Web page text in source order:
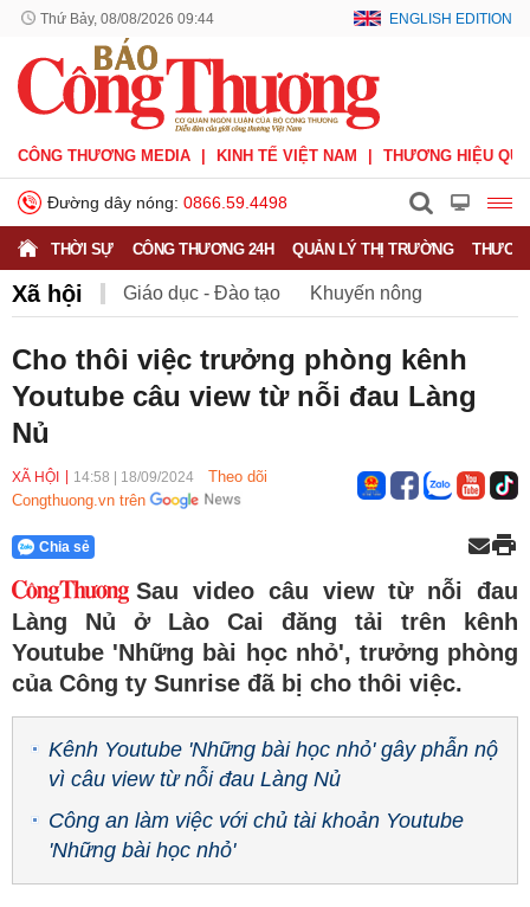
Thứ Bảy, 08/08/2026 09:44 ENGLISH EDITION
CÔNG THƯƠNG MEDIA KINH TẾ VIỆT NAM THƯƠNG HIỆU
Đường dây nóng: 0866.59.4498
THỜI SỰ CÔNG THƯƠNG 24H QUẢN LÝ THỊ TRƯỜNG
Xã hội Giáo dục - Đào tạo Khuyến nông
Phát triển bền vững Sức khỏe Việc làm
Cho thôi việc trưởng phòng kênh
Youtube câu view từ nỗi đau Làng
Nủ
XÃ HỘI 14:58 18/09/2024
Theo dõi
Congthuong.vn trên
Chia sẻ
Sau video câu view từ nỗi đau
Làng Nủ ở Lào Cai đăng tải trên kênh
Youtube 'Những bài học nhỏ', trưởng phòng
của Công ty Sunrise đã bị cho thôi việc.
Kênh Youtube 'Những bài học nhỏ' gây phẫn nộ
vì câu view từ nỗi đau Làng Nủ
Công an làm việc với chủ tài khoản Youtube
'Những bài học nhỏ'